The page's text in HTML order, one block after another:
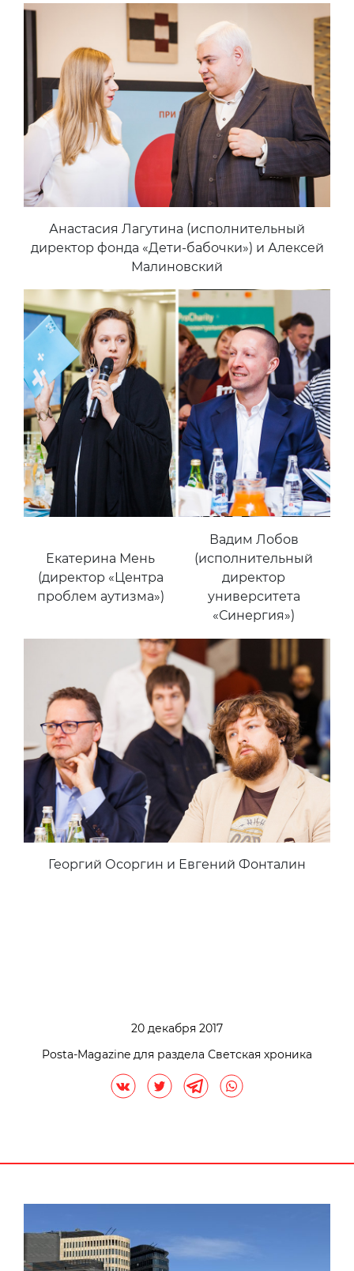
Анастасия Лагутина (исполнительный
директор фонда «Дети-бабочки») и Алексей
Малиновский
Екатерина Мень
(директор «Центра
проблем аутизма»)
Вадим Лобов
(исполнительный
директор
университета
«Синергия»)
Георгий Осоргин и Евгений Фонталин
20 декабря 2017
Posta-Magazine для раздела Светская хроника